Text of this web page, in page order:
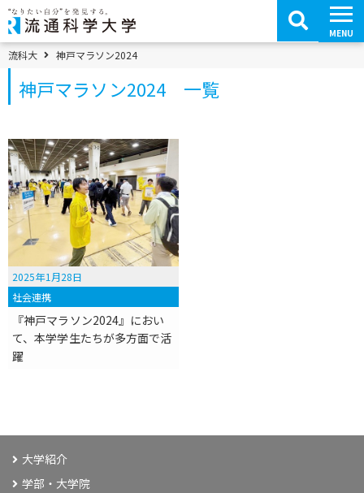
コ
ン
テ
ン
ツ
へ
移
MENU
パンくずメニュー
流科大 神戸マラソン2024
神戸マラソン2024 一覧
2025年1月28日
社会連携
『神戸マラソン2024』におい
て、本学学生たちが多方面で活
躍
大学紹介
学部・大学院